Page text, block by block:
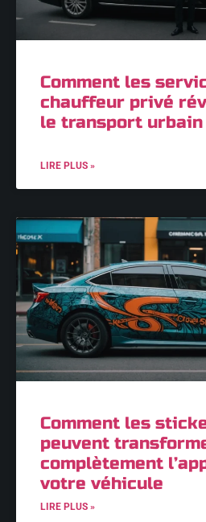
Comment les
chauffeur privé
le transport
LIRE PLUS »
Comment les
peuvent
complètement
votre véhicule
LIRE PLUS »